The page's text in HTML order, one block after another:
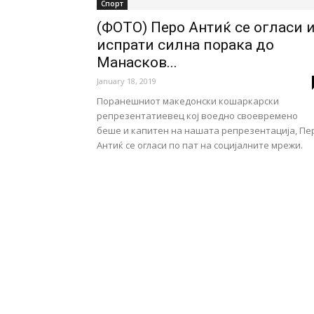
Спорт
(ФОТО) Перо Антиќ се огласи и
испрати силна порака до
Манасков...
January 18, 2019
Поранешниот македонски кошаркарски
репрезентатиевец кој воедно своевремено
беше и капитен на нашата репрезентација,
Антиќ се огласи по пат на социјалните мрежи.